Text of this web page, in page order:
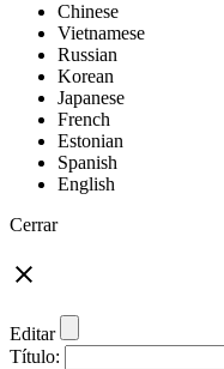
Chinese
Vietnamese
Russian
Korean
Japanese
French
Estonian
Spanish
English
Cerrar
Editar
Título: